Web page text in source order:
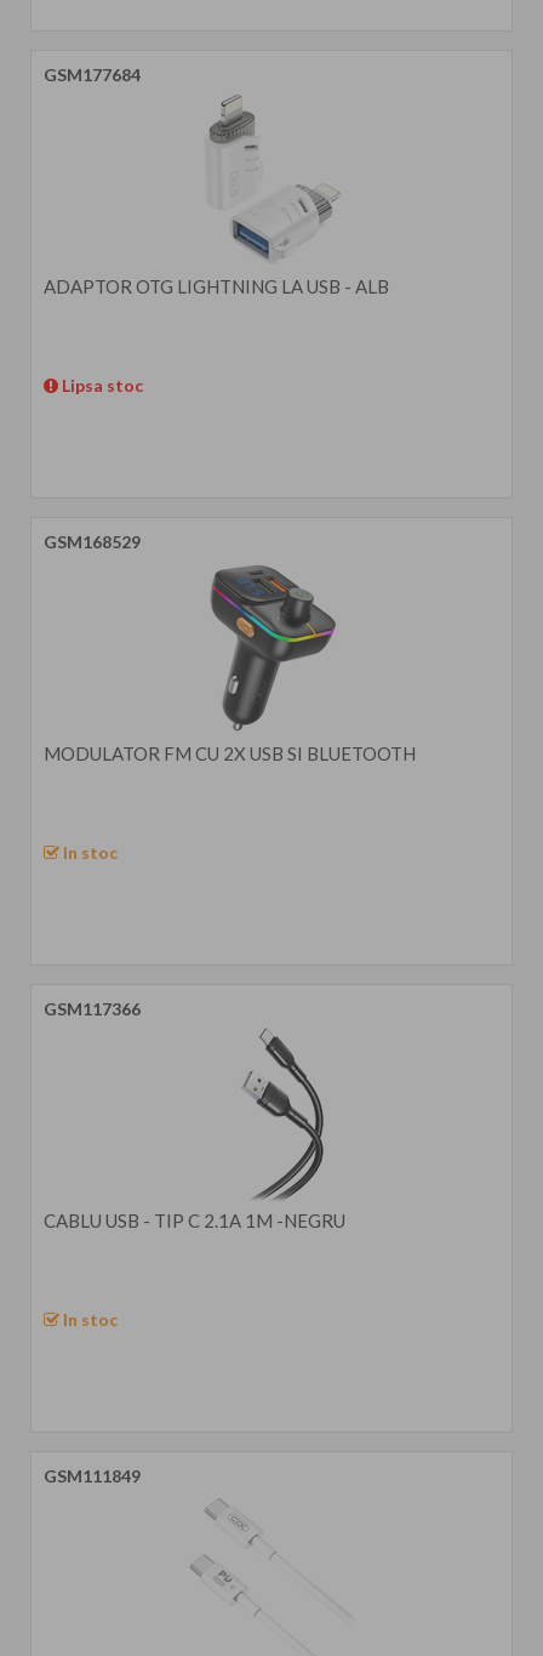
GSM177684
ADAPTOR OTG LIGHTNING LA USB - ALB
Lipsa stoc
GSM168529
MODULATOR FM CU 2X USB SI BLUETOOTH
In stoc
GSM117366
CABLU USB - TIP C 2.1A 1M -NEGRU
In stoc
GSM111849